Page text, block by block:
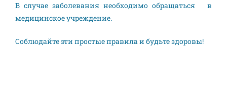
В случае заболевания необходимо обращаться в
медицинское учреждение.
Соблюдайте эти простые правила и будьте здоровы!